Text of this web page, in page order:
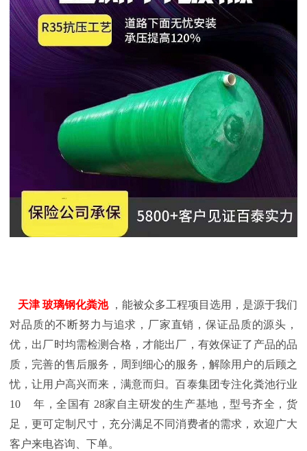
天津 玻璃钢化粪池
，能被众多工程项目选用，是源于我们
对品质的不断努力与追求，厂家直销，保证品质的源头，
优，出厂时均需检测合格，才能出厂，有效保证了产品的品
质，完善的售后服务，周到细心的服务，解除用户的后顾之
忧，让用户高兴而来，满意而归。百泰集团专注化粪池行业
10
年，全国有 28家自主研发的生产基地，型号齐全，货
足，更可定制尺寸，充分满足不同消费者的需求，欢迎广大
客户来电咨询、下单。